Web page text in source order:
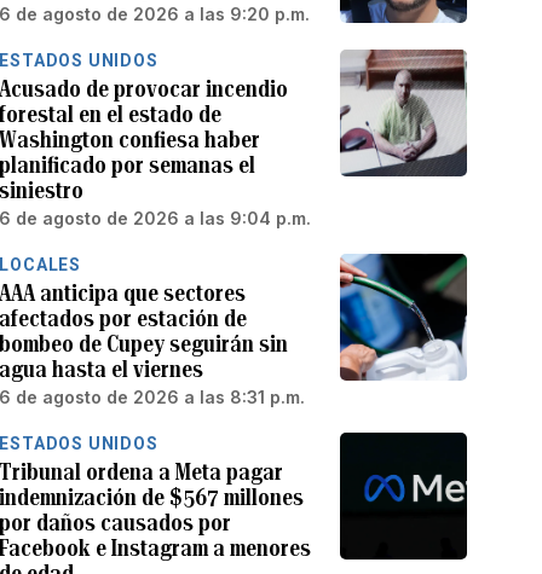
6 de agosto de 2026 a las 9:20 p.m.
ESTADOS UNIDOS
Acusado de provocar incendio
forestal en el estado de
Washington confiesa haber
planificado por semanas el
siniestro
6 de agosto de 2026 a las 9:04 p.m.
LOCALES
AAA anticipa que sectores
afectados por estación de
bombeo de Cupey seguirán sin
agua hasta el viernes
6 de agosto de 2026 a las 8:31 p.m.
ESTADOS UNIDOS
Tribunal ordena a Meta pagar
indemnización de $567 millones
por daños causados por
Facebook e Instagram a menores